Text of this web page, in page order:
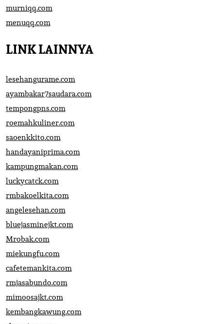
murniqq.com
menuqq.com
LINK LAINNYA
lesehangurame.com
ayambakar7saudara.com
tempongpns.com
roemahkuliner.com
saoenkkito.com
handayaniprima.com
kampungmakan.com
luckycatck.com
rmbakoelkita.com
angelesehan.com
bluejasminejkt.com
Mrobak.com
miekungfu.com
cafetemankita.com
rmjasabundo.com
mimoosajkt.com
kembangkawung.com